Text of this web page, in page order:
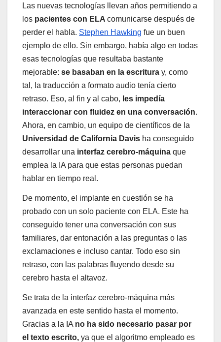
Las nuevas tecnologías llevan años permitiendo a
los pacientes con ELA comunicarse después de
perder el habla. Stephen Hawking fue un buen
ejemplo de ello. Sin embargo, había algo en todas
esas tecnologías que resultaba bastante
mejorable: se basaban en la escritura y, como
tal, la traducción a formato audio tenía cierto
retraso. Eso, al fin y al cabo, les impedía
interaccionar con fluidez en una conversación.
Ahora, en cambio, un equipo de científicos de la
Universidad de California Davis ha conseguido
desarrollar una interfaz cerebro-máquina que
emplea la IA para que estas personas puedan
hablar en tiempo real.
De momento, el implante en cuestión se ha
probado con un solo paciente con ELA. Este ha
conseguido tener una conversación con sus
familiares, dar entonación a las preguntas o las
exclamaciones e incluso cantar. Todo eso sin
retraso, con las palabras fluyendo desde su
cerebro hasta el altavoz.
Se trata de la interfaz cerebro-máquina más
avanzada en este sentido hasta el momento.
Gracias a la IA no ha sido necesario pasar por
el texto escrito, ya que el algoritmo empleado es